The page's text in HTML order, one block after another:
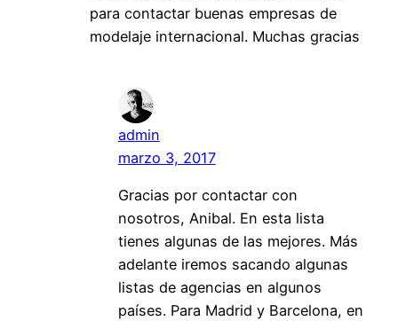
para contactar buenas empresas de
modelaje internacional. Muchas gracias
admin
marzo 3, 2017
Gracias por contactar con
nosotros, Anibal. En esta lista
tienes algunas de las mejores. Más
adelante iremos sacando algunas
listas de agencias en algunos
países. Para Madrid y Barcelona, en